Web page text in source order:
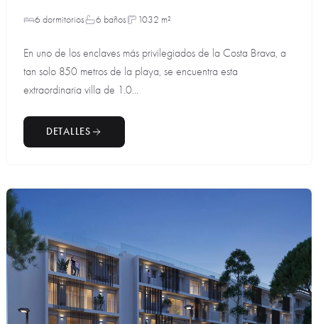
6 dormitorios 6 baños 1032 m²
En uno de los enclaves más privilegiados de la Costa Brava, a
tan solo 850 metros de la playa, se encuentra esta
extraordinaria villa de 1.0...
DETALLES